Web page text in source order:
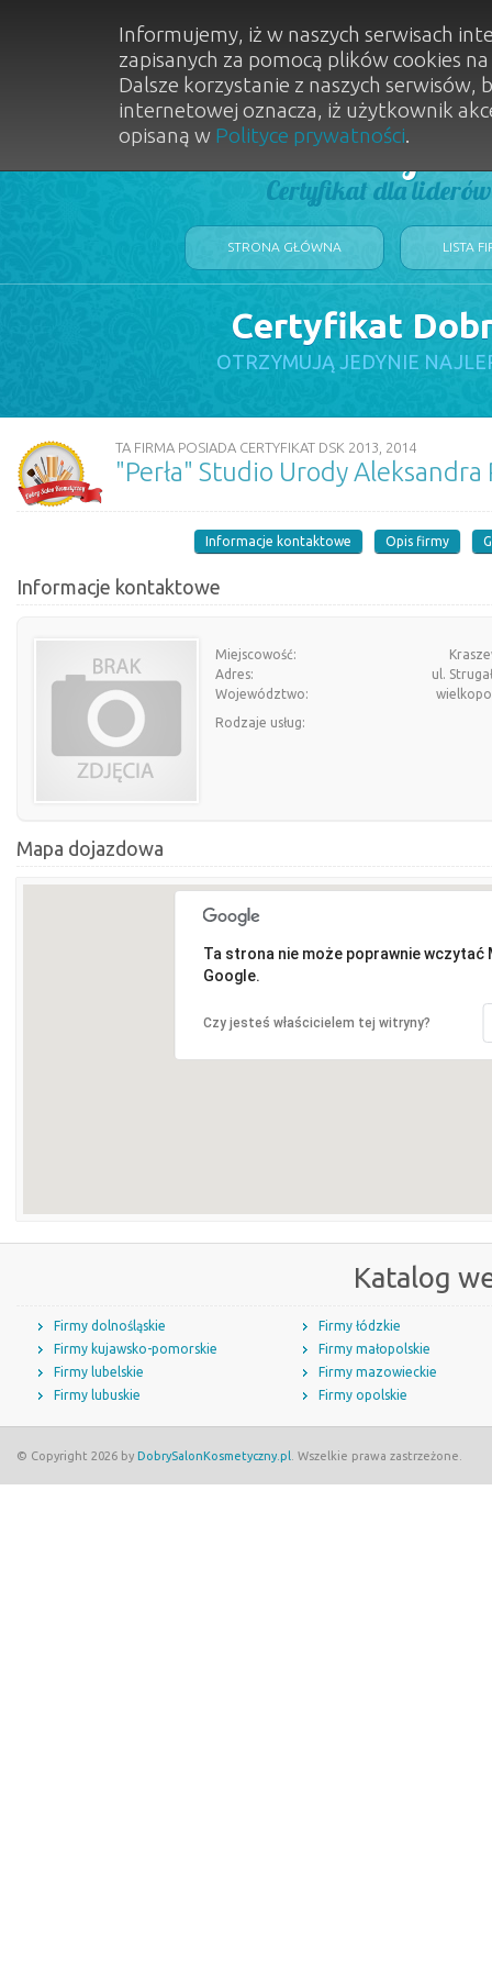
Dobry
Certyfikat dla
STRONA GŁÓWNA LISTA
Certyfikat
OTRZYMUJĄ JEDYNIE
TA FIRMA POSIADA CERTYFIKAT DSK 2013, 2014
"Perła" Studio Urody Aleksandra
Informacje kontaktowe Opis firmy
Informacje kontaktowe
Miejscowość:
Adres:
ul.
Województwo:
Rodzaje usług:
Mapa dojazdowa
Ta strona nie może poprawnie wczytać
Google.
Czy jesteś właścicielem tej witryny?
Katalog
Firmy dolnośląskie
Firmy kujawsko-pomorskie
Firmy lubelskie
Firmy lubuskie
Firmy łódzkie
Firmy małopolskie
Firmy mazowieckie
Firmy opolskie
© Copyright 2026 by DobrySalonKosmetyczny.pl . Wszelkie prawa zastrzeżone.
Informujemy, iż w naszych serwisach
zapisanych za pomocą plików cookies
Dalsze korzystanie z naszych
internetowej oznacza, iż użytkownik
opisaną w Polityce prywatności.